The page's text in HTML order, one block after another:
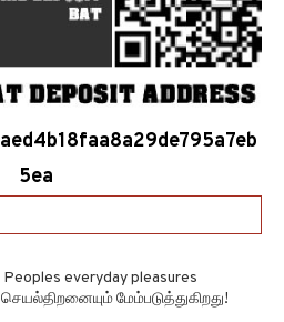
5ea
everyday pleasures
மேம்படுத்துகிறது!